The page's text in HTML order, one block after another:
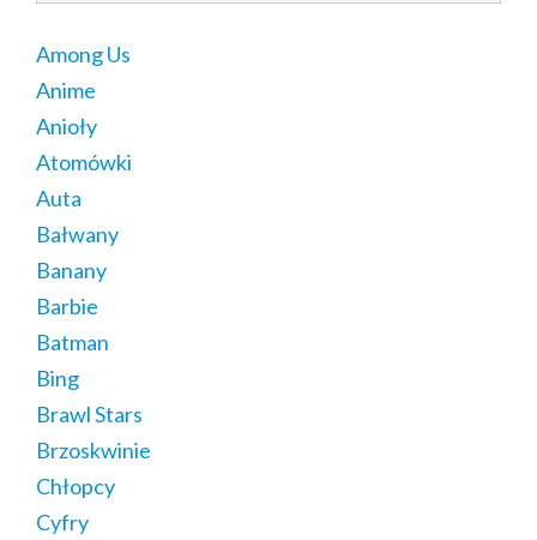
Among Us
Anime
Anioły
Atomówki
Auta
Bałwany
Banany
Barbie
Batman
Bing
Brawl Stars
Brzoskwinie
Chłopcy
Cyfry